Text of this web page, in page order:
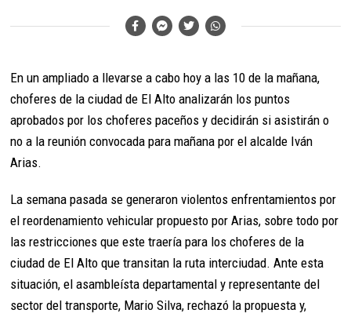
En un ampliado a llevarse a cabo hoy a las 10 de la mañana,
choferes de la ciudad de El Alto analizarán los puntos
aprobados por los choferes paceños y decidirán si asistirán o
no a la reunión convocada para mañana por el alcalde Iván
Arias.
La semana pasada se generaron violentos enfrentamientos por
el reordenamiento vehicular propuesto por Arias, sobre todo por
las restricciones que este traería para los choferes de la
ciudad de El Alto que transitan la ruta interciudad. Ante esta
situación, el asambleísta departamental y representante del
sector del transporte, Mario Silva, rechazó la propuesta y,